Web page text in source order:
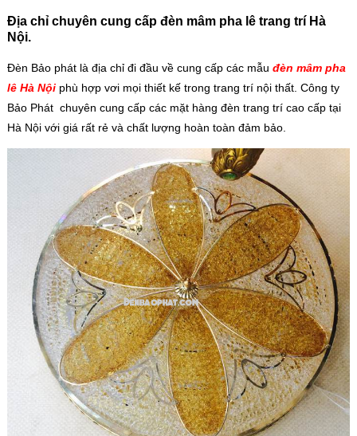
Địa chỉ chuyên cung cấp đèn mâm pha lê trang trí Hà
Nội.
Đèn Bảo phát là địa chỉ đi đầu về cung cấp các mẫu đèn mâm pha
lê Hà Nộiphù hợp vơi mọi thiết kế trong trang trí nội thất. Công ty
Bảo Phát chuyên cung cấp các mặt hàng đèn trang trí cao cấp tại
Hà Nội với giá rất rẻ và chất lượng hoàn toàn đảm bảo.